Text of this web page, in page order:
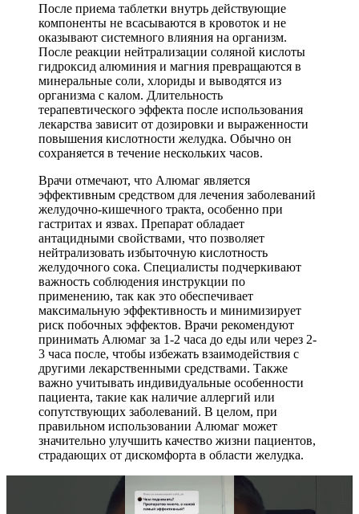
После приема таблетки внутрь действующие
компоненты не всасываются в кровоток и не
оказывают системного влияния на организм.
После реакции нейтрализации соляной кислоты
гидроксид алюминия и магния превращаются в
минеральные соли, хлориды и выводятся из
организма с калом. Длительность
терапевтического эффекта после использования
лекарства зависит от дозировки и выраженности
повышения кислотности желудка. Обычно он
сохраняется в течение нескольких часов.
Врачи отмечают, что Алюмаг является
эффективным средством для лечения заболеваний
желудочно-кишечного тракта, особенно при
гастритах и язвах. Препарат обладает
антацидными свойствами, что позволяет
нейтрализовать избыточную кислотность
желудочного сока. Специалисты подчеркивают
важность соблюдения инструкции по
применению, так как это обеспечивает
максимальную эффективность и минимизирует
риск побочных эффектов. Врачи рекомендуют
принимать Алюмаг за 1-2 часа до еды или через 2-
3 часа после, чтобы избежать взаимодействия с
другими лекарственными средствами. Также
важно учитывать индивидуальные особенности
пациента, такие как наличие аллергий или
сопутствующих заболеваний. В целом, при
правильном использовании Алюмаг может
значительно улучшить качество жизни пациентов,
страдающих от дискомфорта в области желудка.